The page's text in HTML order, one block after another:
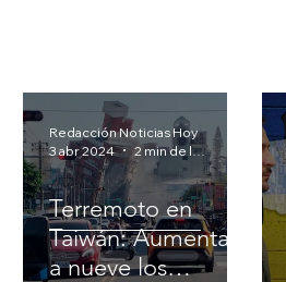
Terremoto en
Taiwán: Aumentan
a nueve los
Redacción Noticias Hoy
3 abr 2024
2 min de lectura